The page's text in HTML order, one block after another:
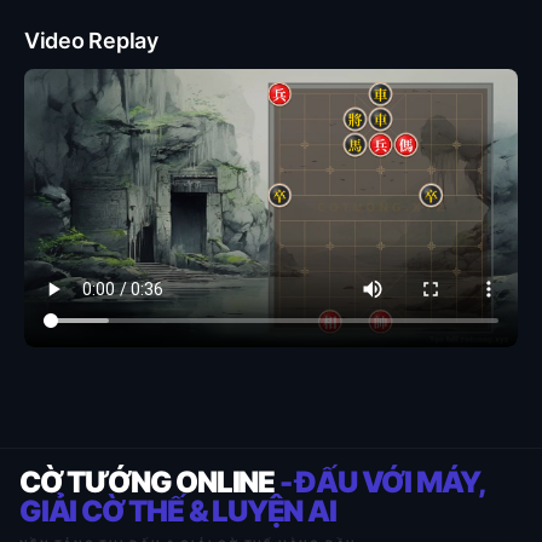
Video Replay
CỜ TƯỚNG ONLINE- ĐẤU VỚI MÁY,
GIẢI CỜ THẾ & LUYỆN AI